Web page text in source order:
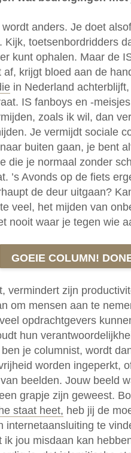
anders. Je doet
Kijk, toetsenbordridders
kunt ophalen. Maar de
af, krijgt bloed aan de
in Nederland
IS fanboys en -
zoals ik wil, dan
Je vermijdt sociale
buiten gaan, je bent
die je normaal zonder
’s Avonds op de fiets
de deur uitgaan?
veel, het mijden van
nooit waar je tegen wie
GOEIE COLUMN!
vermindert zijn
om mensen aan te
opdrachtgevers
hun
je columnist, wordt
worden ingeperkt,
beelden. Jouw beeld
grapje zijn geweest.
staat heet, heb jij de
internetaansluiting te
ik jou misdaan kan